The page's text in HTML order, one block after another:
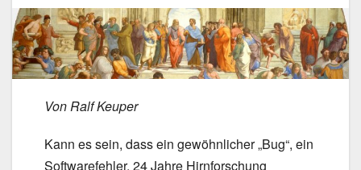
Von Ralf Keuper
Kann es sein, dass ein gewöhnlicher „Bug“, ein
Softwarefehler, 24 Jahre Hirnforschung